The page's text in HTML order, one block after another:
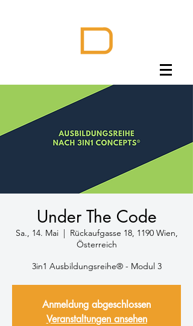
Under The Code
Sa., 14. Mai
  |
Rückaufgasse 18, 1190 Wien,
Österreich
3in1 Ausbildungsreihe® - Modul 3
Anmeldung abgeschlossen
Veranstaltungen ansehen